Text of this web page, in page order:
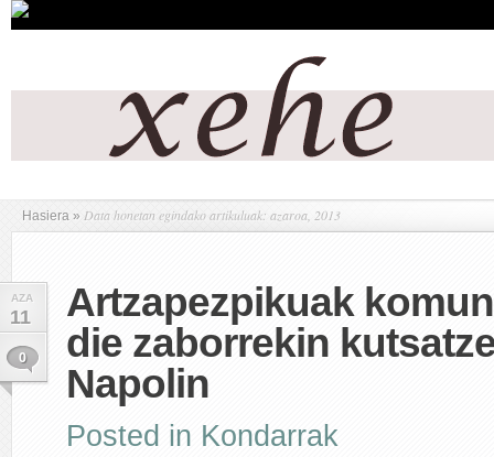
Hasiera » Data honetan egindako artikuluak: azaroa, 2013
AZA
11
0
Artzapezpikuak
die zaborrekin
Napolin
Posted in Kondarrak